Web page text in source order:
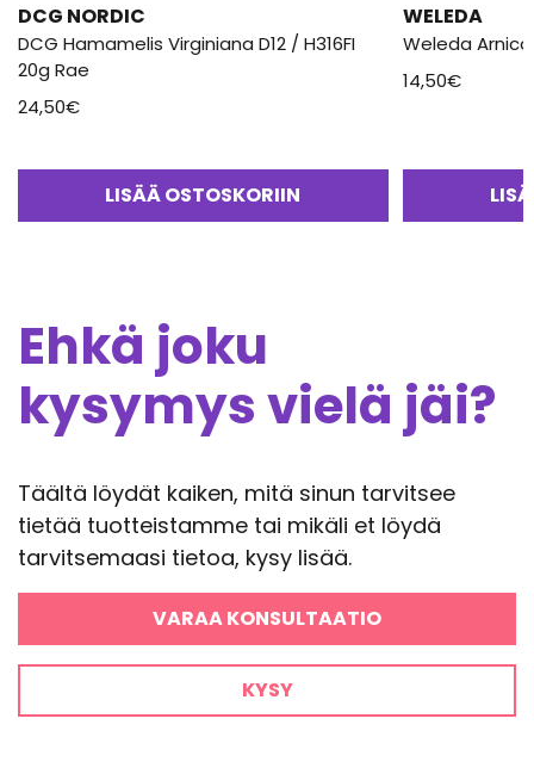
DCG NORDIC
DCG Hamamelis Virginiana D12 / H316FI
20g Rae
24,50€
LISÄÄ OSTOSKORIIN
WELEDA
Weleda
14,50€
Ehkä joku
kysymys vielä jäi?
Täältä löydät kaiken, mitä sinun tarvitsee
tietää tuotteistamme tai mikäli et löydä
tarvitsemaasi tietoa, kysy lisää.
VARAA KONSULTAATIO
KYSY